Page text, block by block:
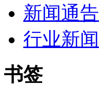
新闻通告
行业新闻
书签